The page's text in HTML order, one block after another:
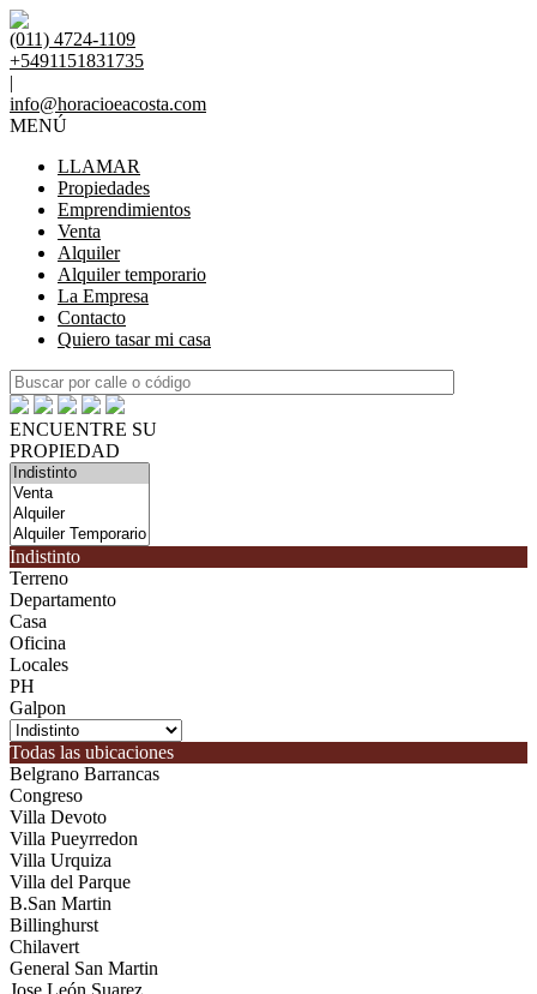
(011) 4724-1109
+5491151831735
|
info@horacioeacosta.com
MENÚ
LLAMAR
Propiedades
Emprendimientos
Venta
Alquiler
Alquiler temporario
La Empresa
Contacto
Quiero tasar mi casa
ENCUENTRE SU
PROPIEDAD
Indistinto
Terreno
Departamento
Casa
Oficina
Locales
PH
Galpon
Todas las ubicaciones
Belgrano Barrancas
Congreso
Villa Devoto
Villa Pueyrredon
Villa Urquiza
Villa del Parque
B.San Martin
Billinghurst
Chilavert
General San Martin
Jose León Suarez